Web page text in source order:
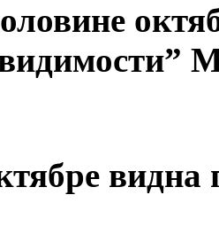
видна